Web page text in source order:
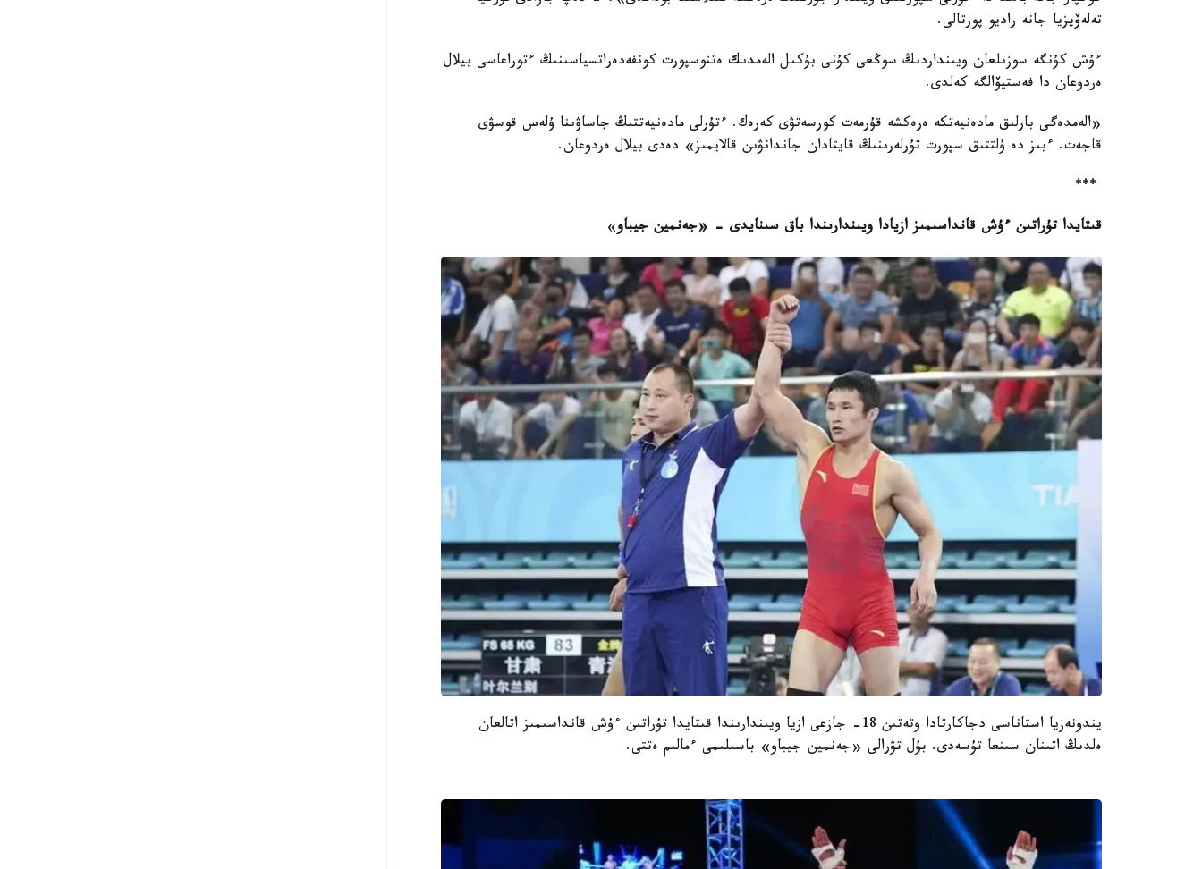
تەلەۆيزيا جانە راديو پورتالى.
ءۇش كۇنگە سوزىلعان ويىنداردىڭ سوڭعى كۇنى بۇكىل الەمدىك ەتنوسپورت كونفەدەراتسياسىنىڭ ءتوراعاسى بيلال
ەردوعان دا فەستيۆالگە كەلدى.
«الەمدەگى بارلىق مادەنيەتكە ەرەكشە قۇرمەت كورسەتۋى كەرەك. ءتۇرلى مادەنيەتتىڭ جاساۋىنا ۇلەس قوسۋى
قاجەت. ءبىز دە ۇلتتىق سپورت تۇرلەرىنىڭ قايتادان جاندانۋىن قالايمىز» دەدى بيلال ەردوعان.
***
قىتايدا تۇراتىن ءۇش قانداسىمىز ازيادا ويىندارىندا باق سىنايدى - «جەنمين جيباو»
يندونەزيا استاناسى دجاكارتادا وتەتىن 18- جازعى ازيا ويىندارىندا قىتايدا تۇراتىن ءۇش قانداسىمىز اتالعان
ەلدىڭ اتىنان سىنعا تۇسەدى. بۇل تۋرالى «جەنمين جيباو» باسىلىمى ءمالىم ەتتى.